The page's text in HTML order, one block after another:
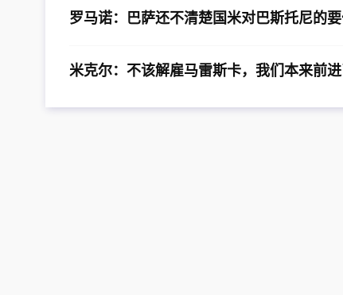
罗马诺：巴萨还不清楚国米对巴斯托尼的
米克尔：不该解雇马雷斯卡，我们本来前